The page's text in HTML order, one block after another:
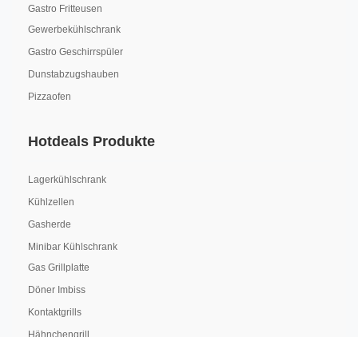
Gastro Fritteusen
Gewerbekühlschrank
Gastro Geschirrspüler
Dunstabzugshauben
Pizzaofen
Hotdeals Produkte
Lagerkühlschrank
Kühlzellen
Gasherde
Minibar Kühlschrank
Gas Grillplatte
Döner Imbiss
Kontaktgrills
Hähnchengrill